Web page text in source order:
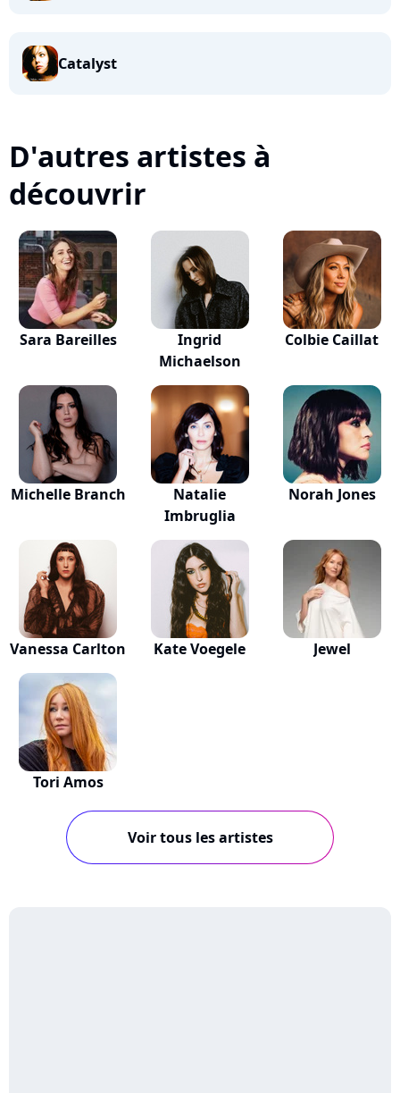
Catalyst
D'autres artistes à
découvrir
Sara Bareilles
Ingrid
Michaelson
Colbie Caillat
Michelle Branch
Natalie
Imbruglia
Norah Jones
Vanessa Carlton Kate Voegele Jewel
Tori Amos
Voir tous les artistes